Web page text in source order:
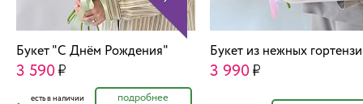
Букет "C Днём Рождения"
3 590
есть в наличии подробнее
Букет из нежных
3 990